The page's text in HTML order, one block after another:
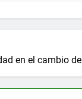
en el cambio